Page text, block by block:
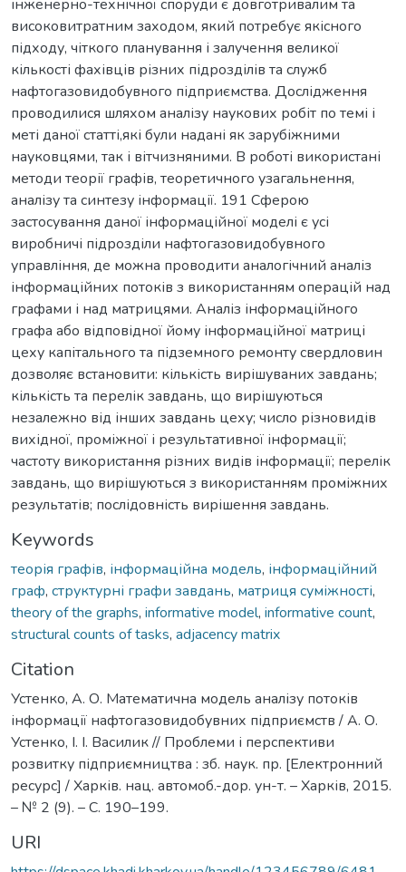
інженерно-технічної споруди є довготривалим та
високовитратним заходом, який потребує якісного
підходу, чіткого планування і залучення великої
кількості фахівців різних підрозділів та служб
нафтогазовидобувного підприємства. Дослідження
проводилися шляхом аналізу наукових робіт по темі і
меті даної статті,які були надані як зарубіжними
науковцями, так і вітчизняними. В роботі використані
методи теорії графів, теоретичного узагальнення,
аналізу та синтезу інформації. 191 Сферою
застосування даної інформаційної моделі є усі
виробничі підрозділи нафтогазовидобувного
управління, де можна проводити аналогічний аналіз
інформаційних потоків з використанням операцій над
графами і над матрицями. Аналіз інформаційного
графа або відповідної йому інформаційної матриці
цеху капітального та підземного ремонту свердловин
дозволяє встановити: кількість вирішуваних завдань;
кількість та перелік завдань, що вирішуються
незалежно від інших завдань цеху; число різновидів
вихідної, проміжної і результативної інформації;
частоту використання різних видів інформації; перелік
завдань, що вирішуються з використанням проміжних
результатів; послідовність вирішення завдань.
Keywords
теорія графів, інформаційна модель, інформаційний
граф, структурні графи завдань, матриця суміжності,
theory of the graphs, informative model, informative count,
structural counts of tasks, adjacency matrix
Citation
Устенко, А. О. Математична модель аналізу потоків
інформації нафтогазовидобувних підприємств / А. О.
Устенко, І. І. Василик // Проблеми і перспективи
розвитку підприємництва : зб. наук. пр. [Електронний
ресурс] / Харків. нац. автомоб.-дор. ун-т. – Харків, 2015.
– № 2 (9). – С. 190–199.
URI